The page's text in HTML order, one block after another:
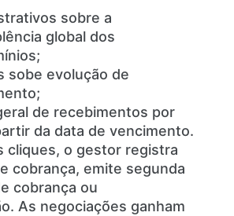
sobre a
global dos
sobe evolução de
de recebimentos por
da data de vencimento.
cliques, o gestor registra
cobrança, emite segunda
cobrança ou
As negociações ganham